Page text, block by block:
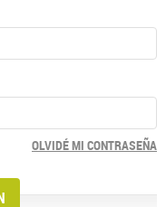
OLVIDÉ MI CONTRASEÑA